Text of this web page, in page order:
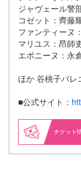
ジャヴェール警
コゼット：齊藤
ファンティーヌ
マリユス：昂師
エポニーヌ：永
ほか 谷桃子バレ
■公式サイト：